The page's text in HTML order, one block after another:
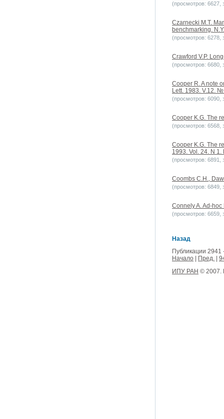
(просмотров: 6627,
Czarnecki M.T.
benchmarking.
(просмотров: 6278,
Crawford V.P.
(просмотров: 6680,
Cooper R. A note
Lett. 1983. V.12. №
(просмотров: 6090,
Cooper K.G. The
(просмотров: 6568,
Cooper K.G. The
1993. Vol. 24. N 1.
(просмотров: 6891,
Coombs C.H.,
(просмотров: 6849,
Connely A. Ad-
(просмотров: 6659,
Назад
Публикации 2941
Начало
Пред.
ИПУ РАН © 2007.